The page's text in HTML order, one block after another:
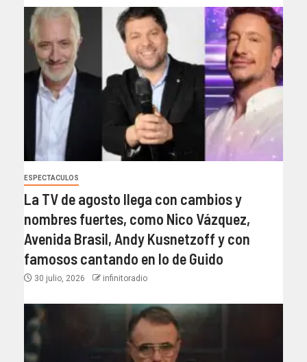
ESPECTACULOS
La TV de agosto llega con cambios y
nombres fuertes, como Nico Vázquez,
Avenida Brasil, Andy Kusnetzoff y con
famosos cantando en lo de Guido
30 julio, 2026 infinitoradio